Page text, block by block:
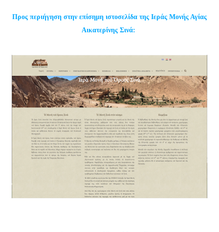
Προς περιήγηση στην επίσημη ιστοσελίδα της Ιεράς Μονής Αγίας
Αικατερίνης Σινά: